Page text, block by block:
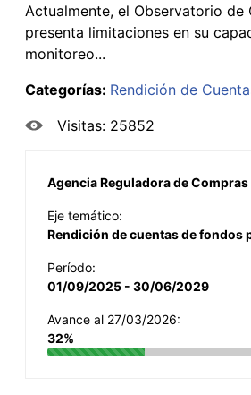
Actualmente, el Observatorio de
presenta limitaciones en su
monitoreo...
Categorías: Rendición de
Visitas: 25852
Agencia Reguladora de
Eje temático:
Rendición de cuentas de fondos
Período:
01/09/2025 - 30/06/2029
Avance al 27/03/2026:
32%